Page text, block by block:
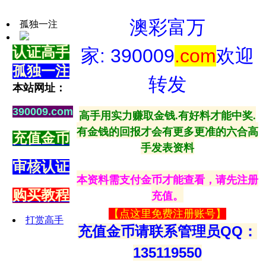
孤独一注
认证高手
孤独一注
本站网址：
390009.com
充值金币
审核认证
购买教程
打赏高手
澳彩富万
家: 390009.com欢迎
转发
高手用实力赚取金钱.有好料才能中奖.
有金钱的回报才会有更多更准的六合高
手发表资料
本资料需支付金币才能查看，请先注册
充值。
【 点这里免费注册账号】
充值金币请联系管理员QQ：
135119550